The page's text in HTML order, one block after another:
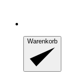
Warenkorb